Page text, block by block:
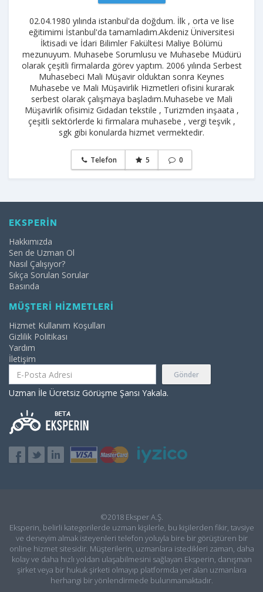
02.04.1980 yılında istanbul'da doğdum. İlk , orta ve lise
eğitimimi İstanbul'da tamamladım.Akdeniz Üniversitesi
İktisadi ve İdari Bilimler Fakültesi Maliye Bölümü
mezunuyum. Muhasebe Sorumlusu ve Muhasebe Müdürü
olarak çeşitli firmalarda görev yaptım. 2006 yılında Serbest
Muhasebeci Mali Müşavir olduktan sonra Keynes
Muhasebe ve Mali Müşavirlik Hizmetleri ofisini kurarak
serbest olarak çalışmaya başladım.Muhasebe ve Mali
Müşavirlik ofisimiz Gıdadan tekstile , Turizmden inşaata ,
çeşitli sektörlerde ki firmalara muhasebe , vergi teşvik ,
sgk gibi konularda hizmet vermektedir.
Telefon 5 0
EKSPERİN
Hakkımızda
Sen de Uzman Ol
Nasıl Çalışıyor?
Sıkça Sorulan Sorular
Basında
MÜŞTERİ HİZMETLERİ
Hizmet Kullanım Koşulları
Gizlilik Politikası
Yardım
İletişim
Gönder
Uzman İle Ücretsiz Görüşme Şansı Yakala.
©2018 Eksper A.Ş.
Eksperin, belirli kategorilerde uzman kişilerle, bu kişilerden fikir, tavsiye
ve deneyim almak isteyenleri telefon yoluyla bire bir görüştüren bir
online hizmet sitesidir. Müşterilerin, uzmanlara istedikleri zaman, daha
kolay ve daha hızlı yoldan ulaşabilmesini sağlayan Eksperin, danışman
şirket veya bir hukuk şirketi olmayıp platformda yer alan uzmanlara
herhangi bir yönlendirmede bulunmamaktadır.